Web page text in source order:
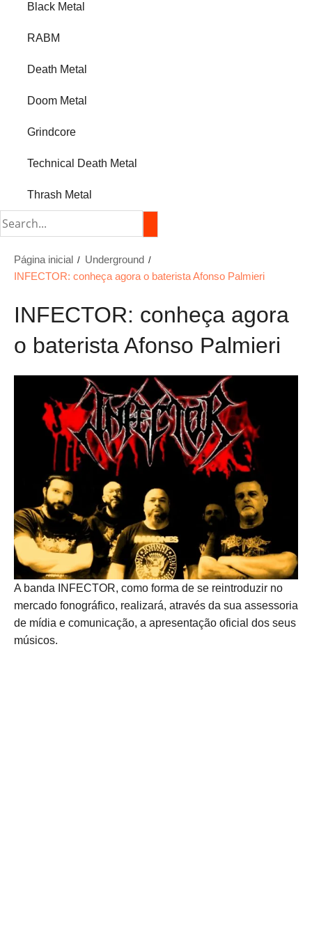
Black Metal
RABM
Death Metal
Doom Metal
Grindcore
Technical Death Metal
Thrash Metal
Página inicial
Underground
INFECTOR: conheça agora o baterista Afonso Palmieri
INFECTOR: conheça agora
o baterista Afonso Palmieri
A banda INFECTOR, como forma de se reintroduzir no
mercado fonográfico, realizará, através da sua assessoria
de mídia e comunicação, a apresentação oficial dos seus
músicos.